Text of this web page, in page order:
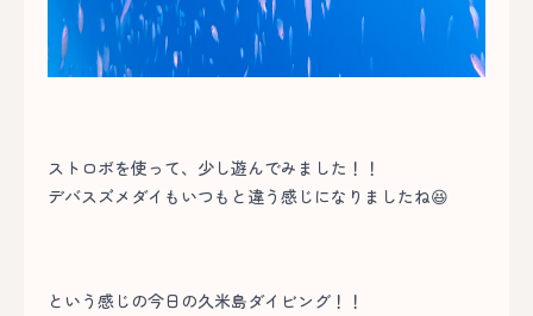
ストロボを使って、少し遊んでみました！！
デバスズメダイもいつもと違う感じになりましたね😆
という感じの今日の久米島ダイビング！！